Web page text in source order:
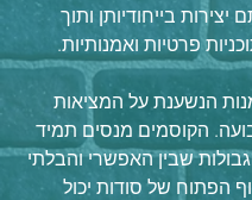
בייחודיותן ותוך
פרטיות ואמנותיות.
הנשענת על המציאות
הקוסמים מנסים תמיד
שבין האפשרי והבלתי
הפתוח של סודות יכול